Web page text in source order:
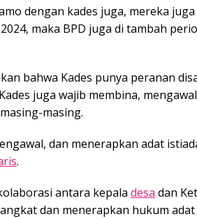
dengan kades juga, mereka
maka BPD juga di tambah
bahwa Kades punya peranan
juga wajib membina,
masing-masing.
dan menerapkan adat
.
antara kepala desa dan
dan menerapkan hukum